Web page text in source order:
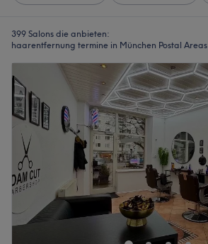
399 Salons die anbieten:
haarentfernung termine in München Postal Areas